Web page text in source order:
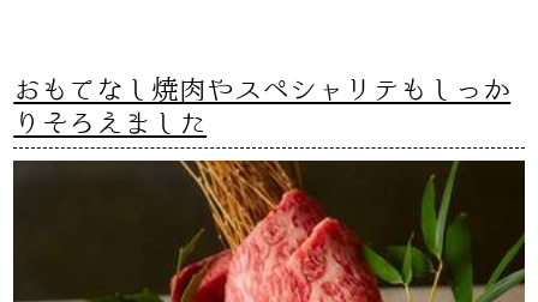
おもてなし焼肉やスペシャリテもしっか
りそろえました